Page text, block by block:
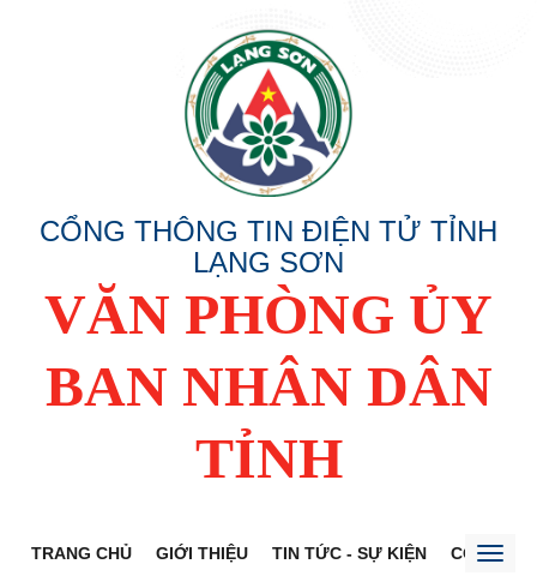
CỔNG THÔNG TIN ĐIỆN TỬ TỈNH
LẠNG SƠN
VĂN PHÒNG ỦY
BAN NHÂN DÂN
TỈNH
TRANG CHỦ GIỚI THIỆU TIN TỨC - SỰ KIỆN CỔNG